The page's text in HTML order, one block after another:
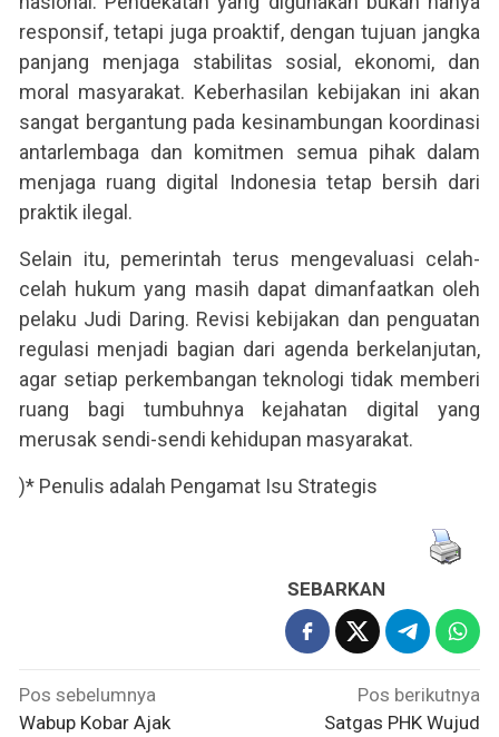
responsif, tetapi juga proaktif, dengan tujuan jangka
panjang menjaga stabilitas sosial, ekonomi, dan
moral masyarakat. Keberhasilan kebijakan ini akan
sangat bergantung pada kesinambungan koordinasi
antarlembaga dan komitmen semua pihak dalam
menjaga ruang digital Indonesia tetap bersih dari
praktik ilegal.
Selain itu, pemerintah terus mengevaluasi celah-
celah hukum yang masih dapat dimanfaatkan oleh
pelaku Judi Daring. Revisi kebijakan dan penguatan
regulasi menjadi bagian dari agenda berkelanjutan,
agar setiap perkembangan teknologi tidak memberi
ruang bagi tumbuhnya kejahatan digital yang
merusak sendi-sendi kehidupan masyarakat.
)* Penulis adalah Pengamat Isu Strategis
SEBARKAN
Navigasi
pos
Pos sebelumnya
Wabup Kobar Ajak
Pos berikutnya
Satgas PHK Wujud